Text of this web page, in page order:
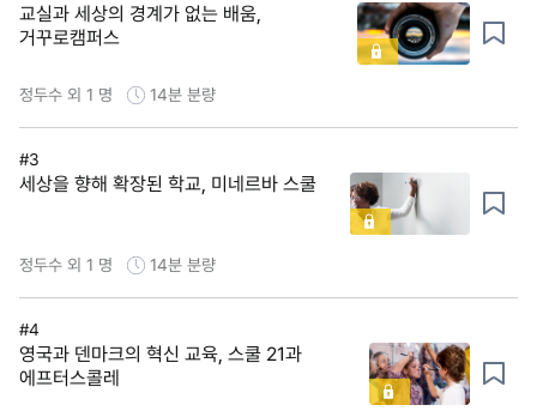
교실과 세상의 경계가 없는 배움,
거꾸로캠퍼스
정두수 외 1 명 14분 분량
#3
세상을 향해 확장된 학교, 미네르바 스쿨
정두수 외 1 명 14분 분량
#4
영국과 덴마크의 혁신 교육, 스쿨 21과
에프터스콜레